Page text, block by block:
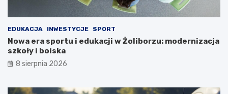
EDUKACJA INWESTYCJE SPORT
Nowa era sportu i edukacji w Żoliborzu: modernizacja
szkoły i boiska
8 sierpnia 2026